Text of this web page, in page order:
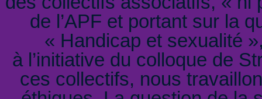
de l’APF et portant sur la
« Handicap et sexualité
à l’initiative du colloque de
ces collectifs, nous